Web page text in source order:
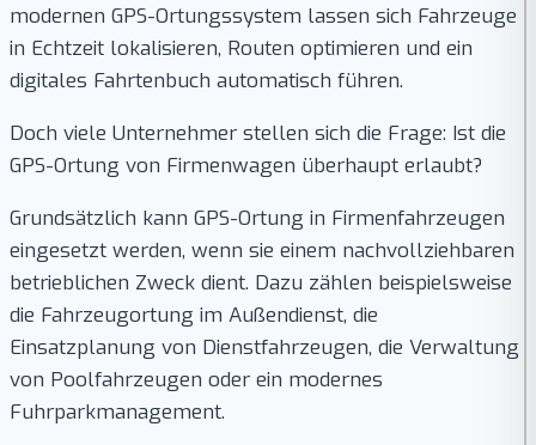
modernen GPS-Ortungssystem lassen sich Fahrzeuge
in Echtzeit lokalisieren, Routen optimieren und ein
digitales Fahrtenbuch automatisch führen.
Doch viele Unternehmer stellen sich die Frage: Ist die
GPS-Ortung von Firmenwagen überhaupt erlaubt?
Grundsätzlich kann GPS-Ortung in Firmenfahrzeugen
eingesetzt werden, wenn sie einem nachvollziehbaren
betrieblichen Zweck dient. Dazu zählen beispielsweise
die Fahrzeugortung im Außendienst, die
Einsatzplanung von Dienstfahrzeugen, die Verwaltung
von Poolfahrzeugen oder ein modernes
Fuhrparkmanagement.